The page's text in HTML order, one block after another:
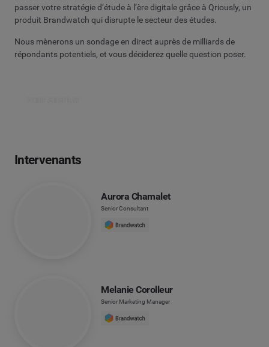
passer votre stratégie d’étude à l’ère digitale grâce à Qriously, un
produit Brandwatch qui disrupte le secteur des études.
Nous mènerons un sondage en direct auprès de milliards de
répondants potentiels, et vous déciderez quelle question poser.
Intervenants
Aurora Chamalet
Senior Consultant
Melanie Corolleur
Senior Marketing Manager